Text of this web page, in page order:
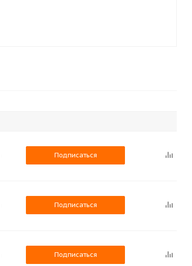
Подписаться
Подписаться
Подписаться